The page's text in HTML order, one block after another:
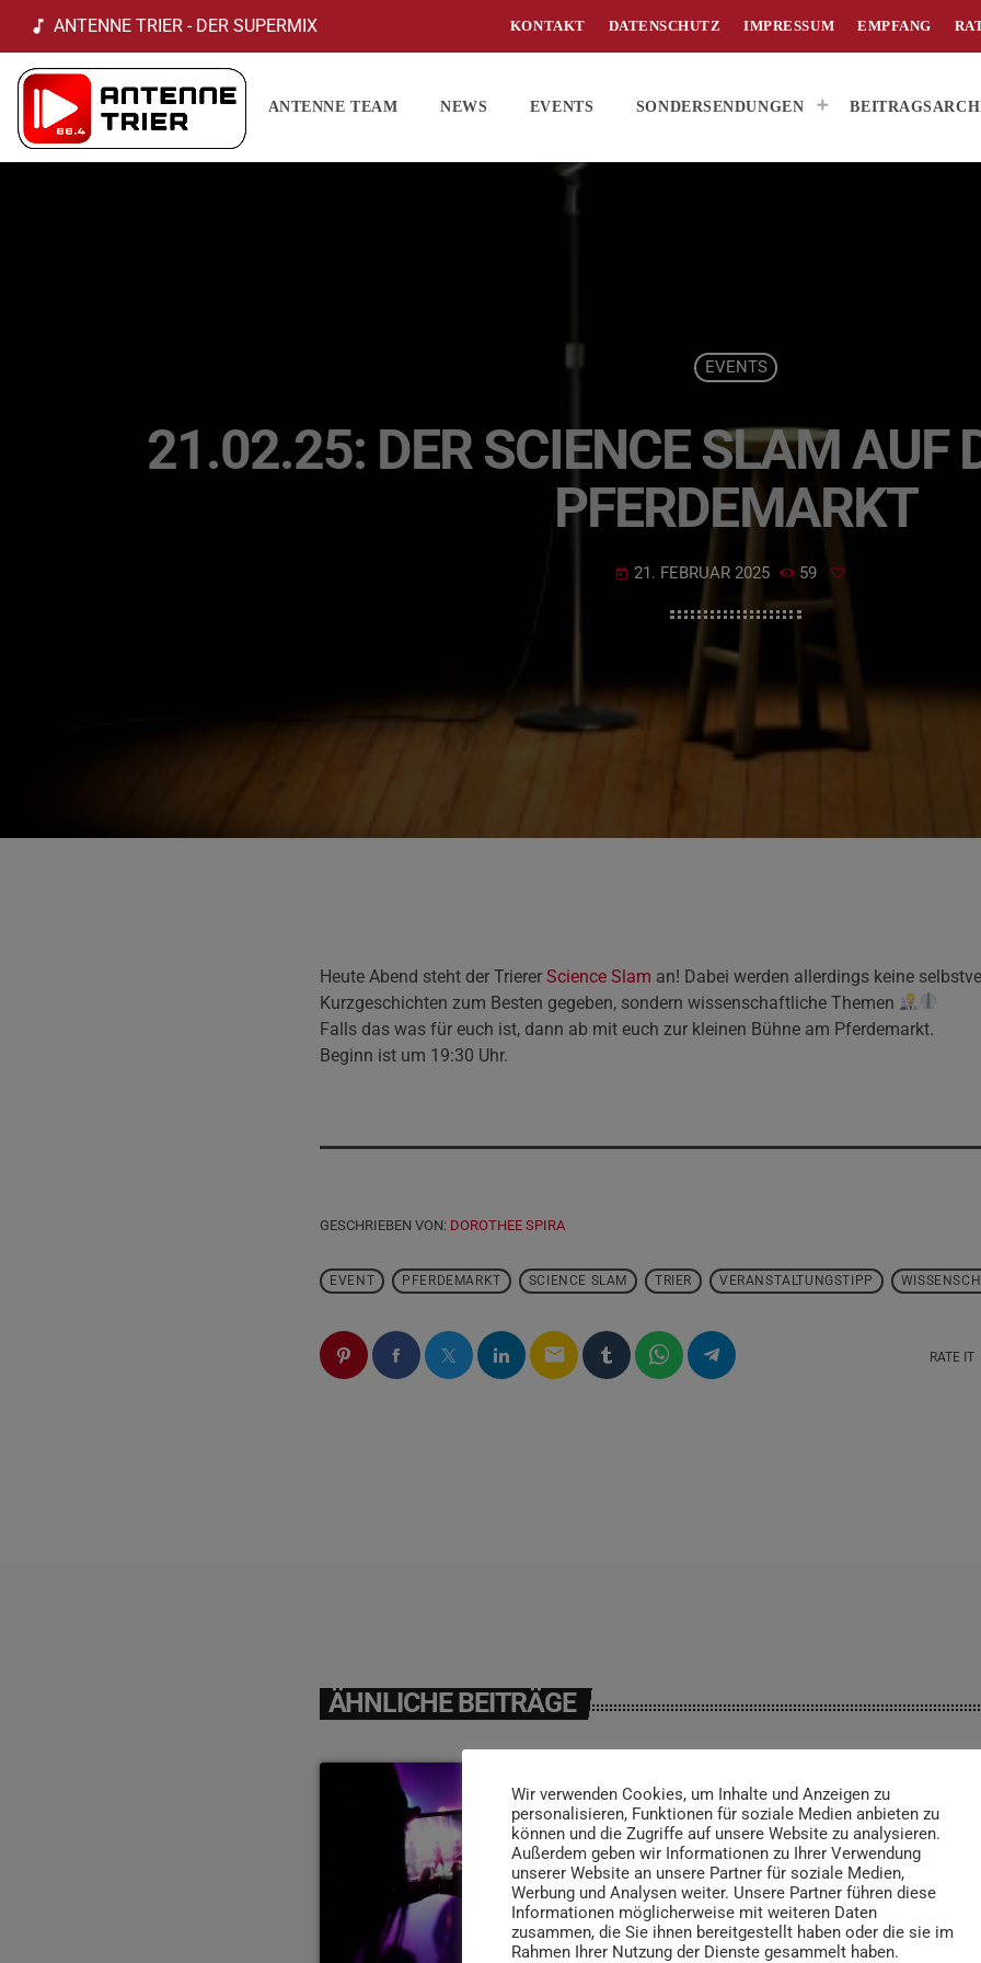
music_note ANTENNE TRIER - DER SUPERMIX KONTAKT DATENSCHUTZ IMPRESSUM EMPFANG
ANTENNE TEAM NEWS EVENTS SONDERSENDUNGEN
EVENTS
21.02.25: DER SCIENCE SLAM AUF
PFERDEMARKT
today 21. FEBRUAR 2025 59
Heute Abend steht der Trierer Science Slam an! Dabei werden allerdings keine
Kurzgeschichten zum Besten gegeben, sondern wissenschaftliche Themen
Falls das was für euch ist, dann ab mit euch zur kleinen Bühne am Pferdemarkt.
Beginn ist um 19:30 Uhr.
GESCHRIEBEN VON: DOROTHEE SPIRA
EVENT PFERDEMARKT SCIENCE SLAM TRIER VERANSTALTUNGSTIPP
email RATE IT
ÄHNLICHE BEITRÄGE
insert_link
Wir verwenden Cookies, um Inhalte und Anzeigen zu
personalisieren, Funktionen für soziale Medien anbieten zu
können und die Zugriffe auf unsere Website zu analysieren.
Außerdem geben wir Informationen zu Ihrer Verwendung
unserer Website an unsere Partner für soziale Medien,
Werbung und Analysen weiter. Unsere Partner führen diese
Informationen möglicherweise mit weiteren Daten
zusammen, die Sie ihnen bereitgestellt haben oder die sie im
Rahmen Ihrer Nutzung der Dienste gesammelt haben.